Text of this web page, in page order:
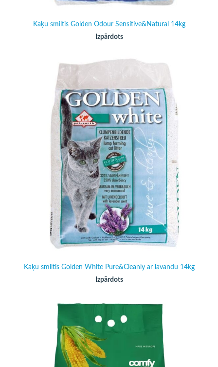
Kaķu smiltis Golden Odour Sensitive&Natural 14kg
Izpārdots
Kaķu smiltis Golden White Pure&Cleanly ar lavandu 14kg
Izpārdots